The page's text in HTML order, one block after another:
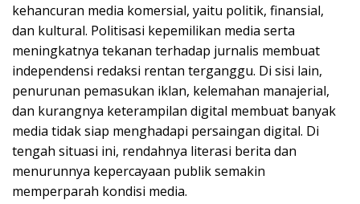
kehancuran media komersial, yaitu politik, finansial,
dan kultural. Politisasi kepemilikan media serta
meningkatnya tekanan terhadap jurnalis membuat
independensi redaksi rentan terganggu. Di sisi lain,
penurunan pemasukan iklan, kelemahan manajerial,
dan kurangnya keterampilan digital membuat banyak
media tidak siap menghadapi persaingan digital. Di
tengah situasi ini, rendahnya literasi berita dan
menurunnya kepercayaan publik semakin
memperparah kondisi media.